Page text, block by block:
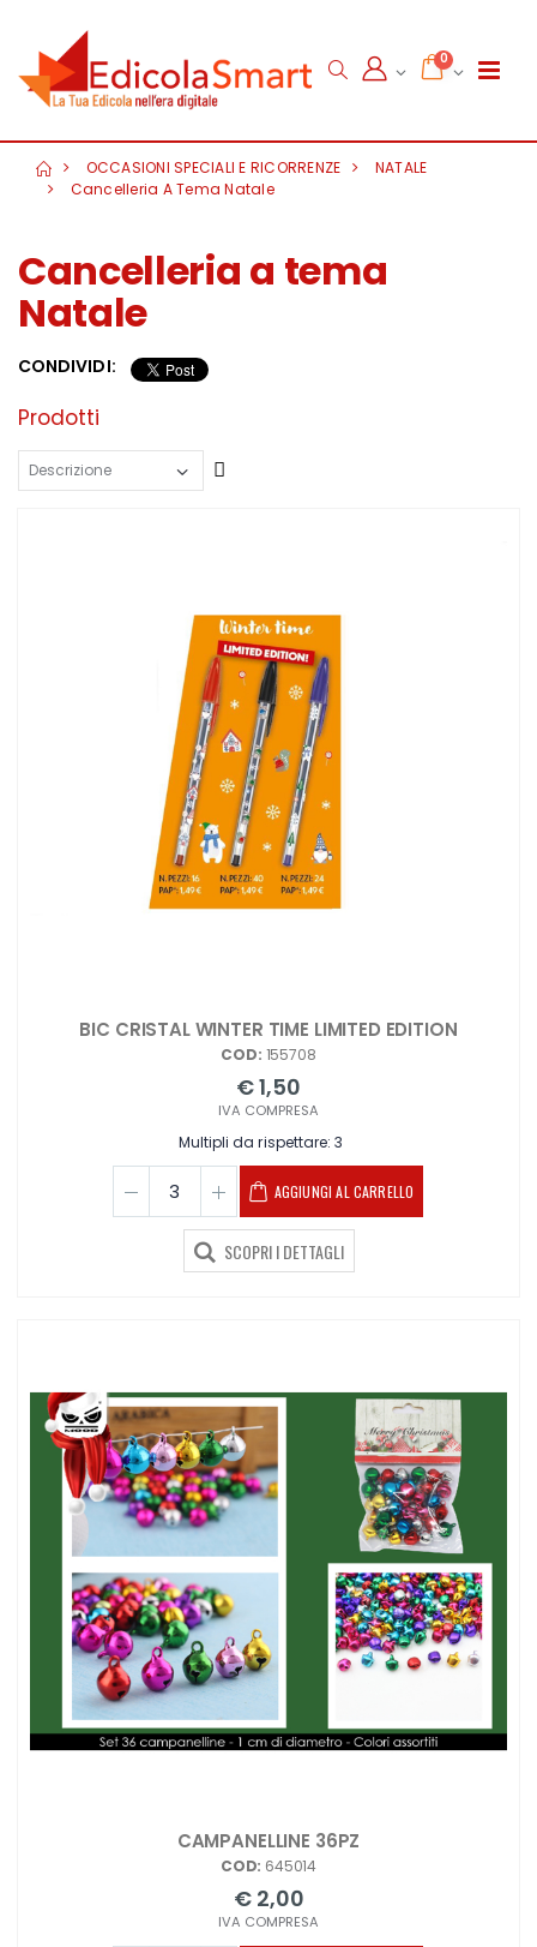
0
OCCASIONI SPECIALI E RICORRENZE
NATALE
Cancelleria A Tema Natale
Cancelleria a tema
Natale
CONDIVIDI:
Prodotti
BIC CRISTAL WINTER TIME LIMITED EDITION
COD: 155708
€ 1,50
IVA COMPRESA
Multipli da rispettare: 3
AGGIUNGI AL CARRELLO
SCOPRI I DETTAGLI
CAMPANELLINE 36PZ
COD: 645014
€ 2,00
IVA COMPRESA